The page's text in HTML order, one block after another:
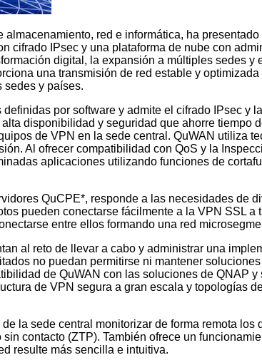
red e informática, ha
cifrado IPsec y una plataforma de nube con
digital, la expansión a múltiples sedes y
una transmisión de red estable y
sedes y países.
por software y admite el cifrado IPsec y
disponibilidad y seguridad que ahorre tiempo
de VPN en la sede central. QuWAN utiliza
Al ofrecer compatibilidad con QoS y la
aplicaciones utilizando funciones de
QuCPE*, responde a las necesidades de
pueden conectarse fácilmente a la VPN SSL a
entre ellos formando una red
al reto de llevar a cabo y administrar una
no puedan permitirse ni mantener
de QuWAN con las soluciones de QNAP y
de VPN segura a gran escala y topologías
la sede central monitorizar de forma remota los
contacto (ZTP). También ofrece un
resulte más sencilla e intuitiva.